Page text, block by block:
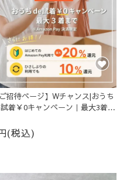
ご招待ページ】Wチャンス|おうち
着￥0キャンペーン｜最大3着ま
(税込)